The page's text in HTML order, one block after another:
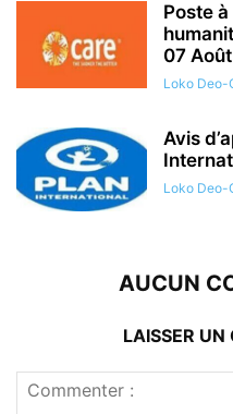
Poste
07
Loko Deo-
Avis
Loko Deo-
AUCUN
LAISSER